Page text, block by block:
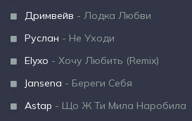
Дримвейв - Лодка Любви
Руслан - Не Уходи
Elyxo - Хочу Любить (Remix)
Jansena - Береги Себя
Astap - Що Ж Ти Мила Наробила